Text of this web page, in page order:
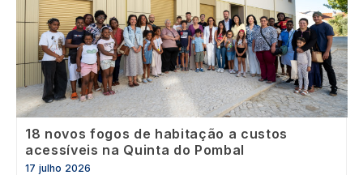
18 novos fogos de habitação a custos
acessíveis na Quinta do Pombal
17 julho 2026